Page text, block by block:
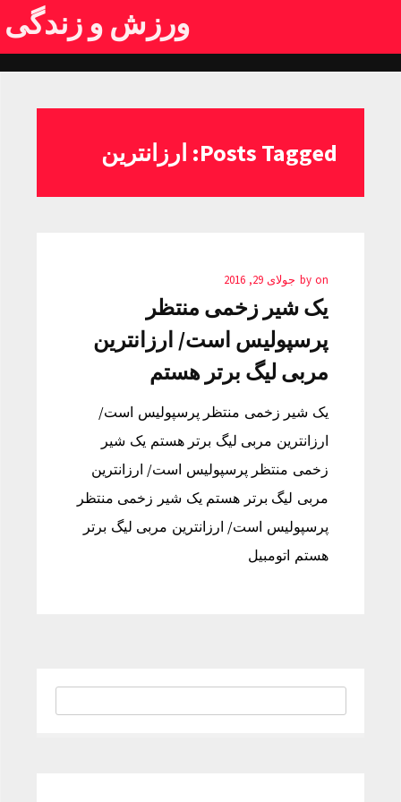
ورزش و زندگی
Posts Tagged: ارزانترین
by on جولای 29, 2016
یک شیر زخمی منتظر
پرسپولیس است/ ارزانترین
مربی لیگ برتر هستم
یک شیر زخمی منتظر پرسپولیس است/
ارزانترین مربی لیگ برتر هستم یک شیر
زخمی منتظر پرسپولیس است/ ارزانترین
مربی لیگ برتر هستم یک شیر زخمی منتظر
پرسپولیس است/ ارزانترین مربی لیگ برتر
هستم اتومبیل